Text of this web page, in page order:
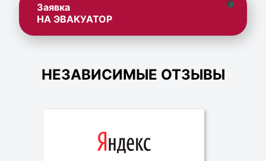
Заявка
НА ЭВАКУАТОР
НЕЗАВИСИМЫЕ ОТЗЫВЫ